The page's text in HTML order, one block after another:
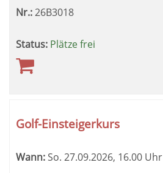
Nr.:26B3018
Status: Plätze frei
Golf-Einsteigerkurs
Wann:So. 27.09.2026, 16.00 Uhr